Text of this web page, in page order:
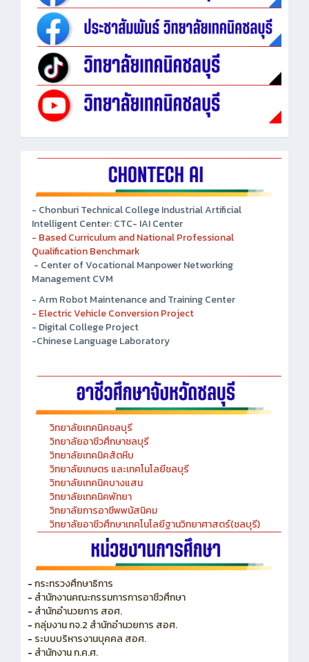
- Chonburi Technical College Industrial Artificial
Intelligent Center: CTC- IAI Center
- Based Curriculum and National Professional
Qualification Benchmark
- Center of Vocational Manpower Networking
Management CVM
- Arm Robot Maintenance and Training Center
- Electric Vehicle Conversion Project
- Digital College Project
วิทยาลัยเทคนิคชลบุรี
วิทยาลัยอาชีวศึกษาชลบุรี
วิทยาลัยเทคนิคสัตหีบ
วิทยาลัยเกษตร และเทคโนโลยีชลบุรี
วิทยาลัยเทคนิคบางแสน
วิทยาลัยเทคนิคพัทยา
วิทยาลัยการอาชีพพนัสนิคม
วิทยาลัยอาชีวศึกษาเทคโนโลยีฐานวิทยาศาสตร์(ชลบุรี)
- กระทรวงศึกษาธิการ
- สำนักงานคณะกรรมการการอาชีวศึกษา
- สำนักอำนวยการ สอศ.
- กลุ่มงาน กจ.2 สำนักอำนวยการ สอศ.
- ระบบบริหารงานบุคคล สอศ.